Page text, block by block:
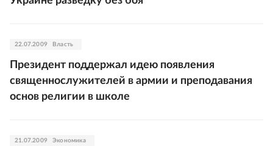
22.07.2009 Власть
Президент поддержал идею появления
священнослужителей в армии и преподавания
основ религии в школе
21.07.2009 Экономика